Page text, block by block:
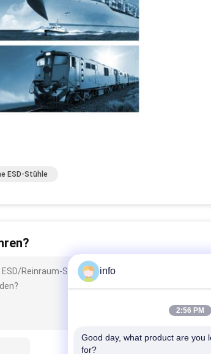
ESD-Stühle
Reinraum-Stühle für elektronische Werkstatt
info
2:56 PM
Good day, what product are you
for?